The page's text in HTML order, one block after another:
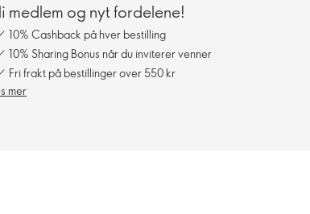
medlem og nyt fordelene!
10% Cashback på hver bestilling
10% Sharing Bonus når du inviterer venner
Fri frakt på bestillinger over 550 kr
mer